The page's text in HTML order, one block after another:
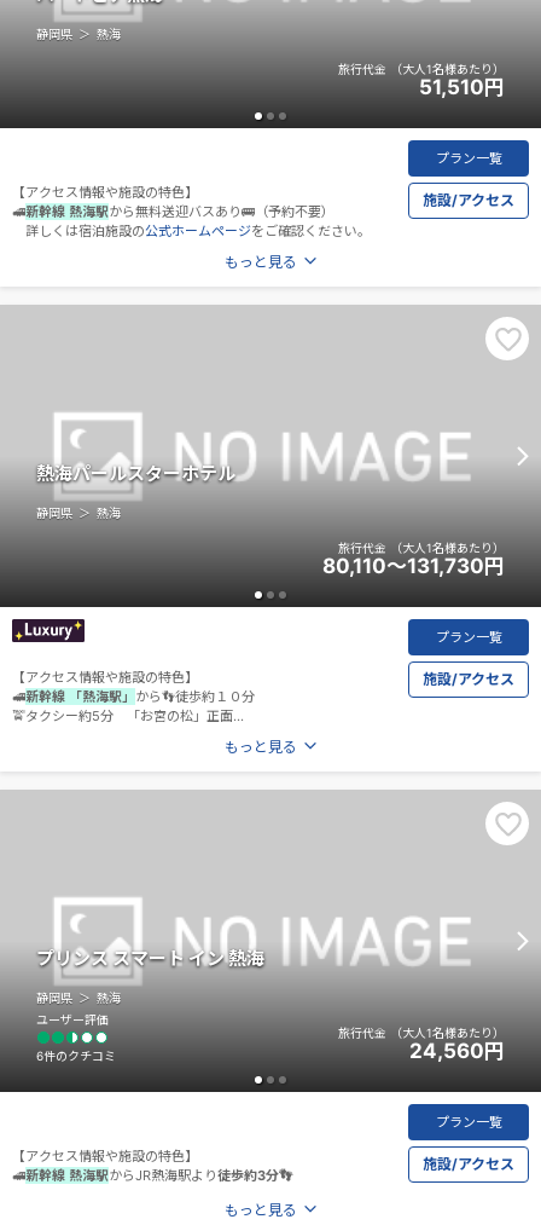
プラン一覧
施設/アクセス
静岡県 熱海
【アクセス情報や施設の特色】
🚅新幹線 熱海駅から無料送迎バスあり🚌（予約不要）
詳しくは宿泊施設の公式ホームページをご確認ください。
旅行代金 （大人1名様あたり）
51,510 円
もっと見る
熱海パールスターホテル
プラン一覧
施設/アクセス
静岡県 熱海
【アクセス情報や施設の特色】
🚅新幹線 「熱海駅」 から👣徒歩約１０分
🚖タクシー約5分 「お宮の松」正面
旅行代金 （大人1名様あたり）
80,110～131,730 円
もっと見る
プリンス スマート イン 熱海
プラン一覧
施設/アクセス
静岡県 熱海
【アクセス情報や施設の特色】
🚅新幹線 熱海駅からJR熱海駅より徒歩約3分👣
ユーザー評価
6件のクチコミ
旅行代金 （大人1名様あたり）
24,560 円
もっと見る